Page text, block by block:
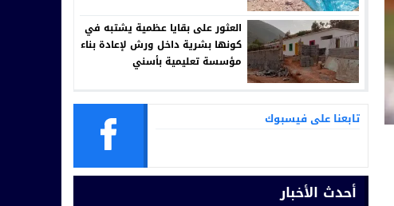
العثور على بقايا عظمية يشتبه في
كونها بشرية داخل ورش لإعادة بناء
مؤسسة تعليمية بأسني
تابعنا على فيسبوك
أحدث الأخبار